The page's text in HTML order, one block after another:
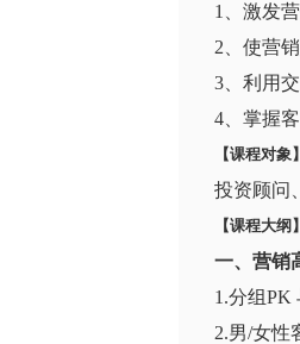
1、激发
2、使营
3、利用
4、掌握
【课程对象】
投资顾问
【课程大纲】
一、营销
1.分组PK
2.男/女性